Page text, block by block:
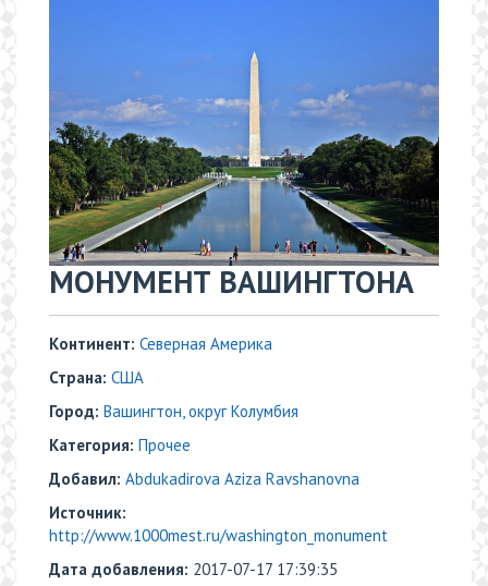
​​МОНУМЕНТ ВАШИНГТОНА
Континент: Северная Америка
Страна: США
Город: Вашингтон, округ Колумбия
Категория: Прочее
Добавил: Abdukadirova Aziza Ravshanovna
Источник:
http://www.1000mest.ru/washington_monument
Дата добавления: 2017-07-17 17:39:35